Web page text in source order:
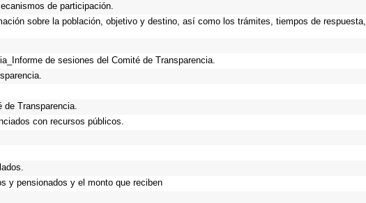
de participación.
sobre la población, objetivo y destino, así como los trámites, tiempos de
de sesiones del Comité de Transparencia.
de Transparencia.
con recursos públicos.
y pensionados y el monto que reciben